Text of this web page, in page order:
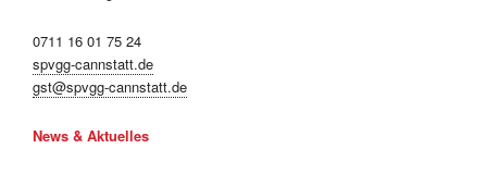
0711 16 01 75 24
spvgg-cannstatt.de
gst@spvgg-cannstatt.de
News & Aktuelles